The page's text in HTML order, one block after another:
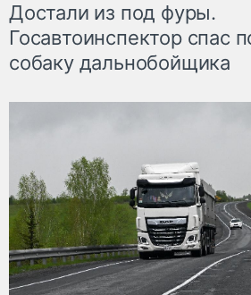
Достали из под фуры.
Госавтоинспектор спас
собаку дальнобойщика